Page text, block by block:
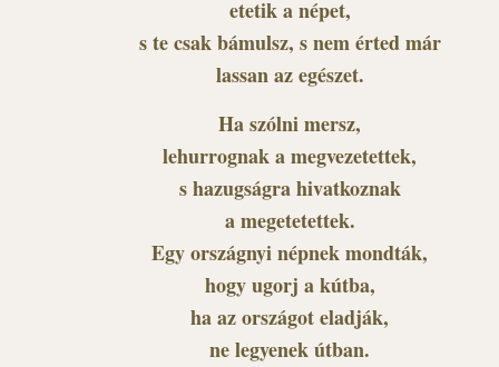
etetik a népet,
s te csak bámulsz, s nem érted már
lassan az egészet.
Ha szólni mersz,
lehurrognak a megvezetettek,
s hazugságra hivatkoznak
a megetetettek.
Egy országnyi népnek mondták,
hogy ugorj a kútba,
ha az országot eladják,
ne legyenek útban.